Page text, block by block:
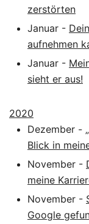
zerstörten
Januar -
aufnehmen
Januar -
sieht er aus!
2020
Dezember -
Blick in
November -
meine
November -
Google